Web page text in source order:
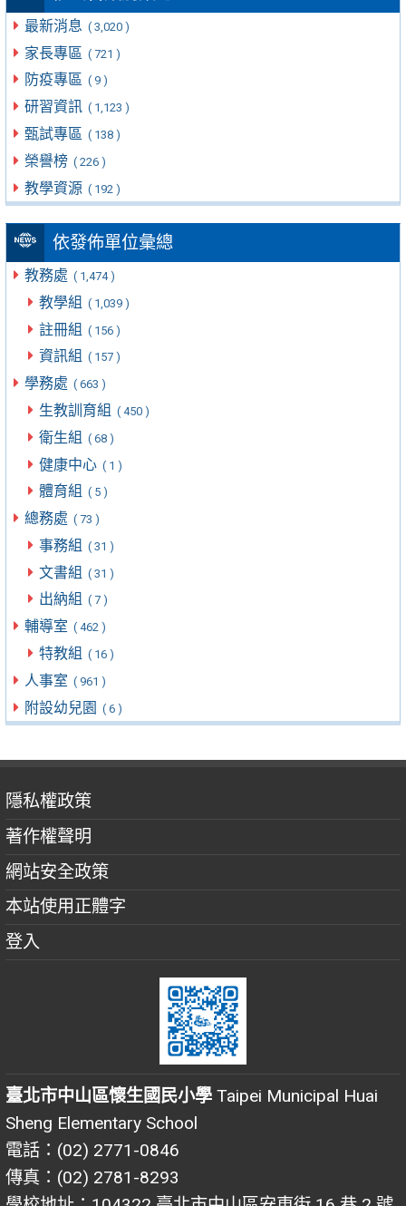
最新消息 ( 3,020 )
家長專區 ( 721 )
防疫專區 ( 9 )
研習資訊 ( 1,123 )
甄試專區 ( 138 )
榮譽榜 ( 226 )
教學資源 ( 192 )
依發佈單位彙總
教務處 ( 1,474 )
教學組 ( 1,039 )
註冊組 ( 156 )
資訊組 ( 157 )
學務處 ( 663 )
生教訓育組 ( 450 )
衛生組 ( 68 )
健康中心 ( 1 )
體育組 ( 5 )
總務處 ( 73 )
事務組 ( 31 )
文書組 ( 31 )
出納組 ( 7 )
輔導室 ( 462 )
特教組 ( 16 )
人事室 ( 961 )
附設幼兒園 ( 6 )
隱私權政策
著作權聲明
網站安全政策
本站使用正體字
登入
臺北市中山區懷生國民小學 Taipei Municipal Huai
Sheng Elementary School
電話：(02) 2771-0846
傳真：(02) 2781-8293